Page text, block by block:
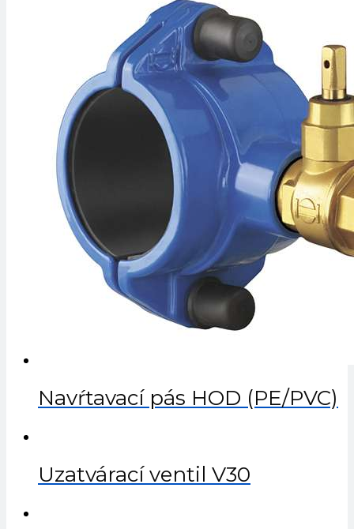
Navŕtavací pás HOD (PE/PVC)
Uzatvárací ventil V30